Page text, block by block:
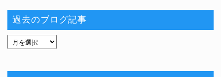
過去のブログ記事